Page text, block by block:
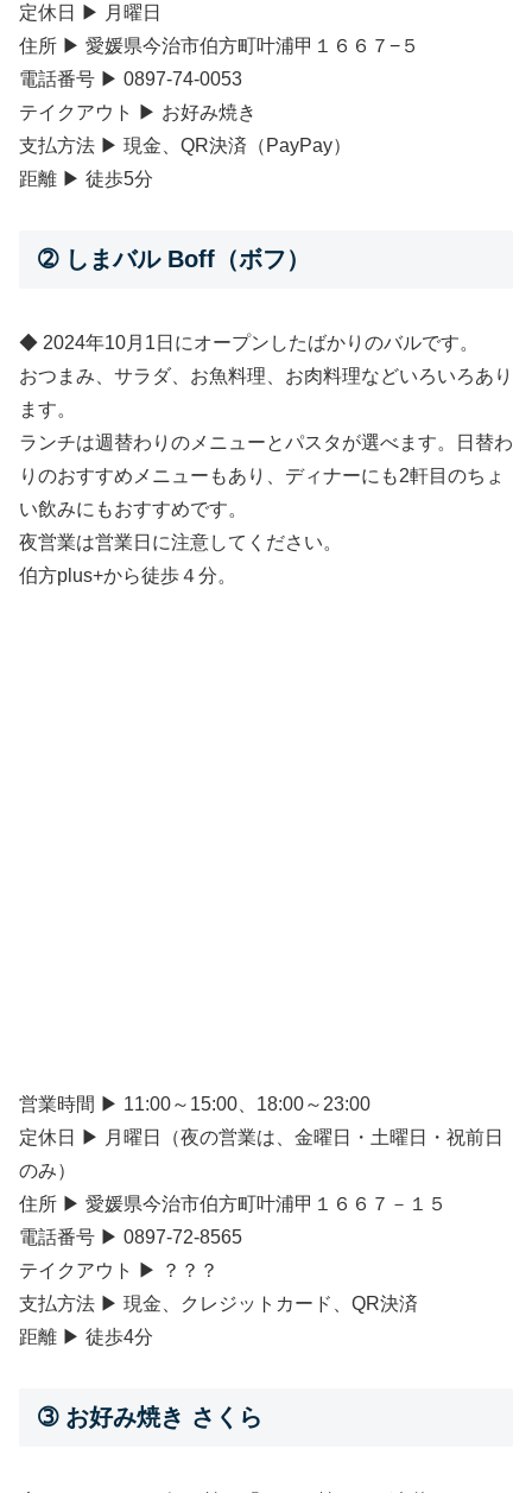
定休日 ▶ 月曜日
住所 ▶ 愛媛県今治市伯方町叶浦甲１６６７−５
電話番号 ▶ 0897-74-0053
テイクアウト ▶ お好み焼き
支払方法 ▶ 現金、QR決済（PayPay）
距離 ▶ 徒歩5分
➁ しまバル Boff（ボフ）
◆ 2024年10月1日にオープンしたばかりのバルです。
おつまみ、サラダ、お魚料理、お肉料理などいろいろあり
ます。
ランチは週替わりのメニューとパスタが選べます。日替わ
りのおすすめメニューもあり、ディナーにも2軒目のちょ
い飲みにもおすすめです。
夜営業は営業日に注意してください。
伯方plus+から徒歩４分。
営業時間 ▶ 11:00～15:00、18:00～23:00
定休日 ▶ 月曜日（夜の営業は、金曜日・土曜日・祝前日
のみ）
住所 ▶ 愛媛県今治市伯方町叶浦甲１６６７－１５
電話番号 ▶ 0897-72-8565
テイクアウト ▶ ？？？
支払方法 ▶ 現金、クレジットカード、QR決済
距離 ▶ 徒歩4分
➂ お好み焼き さくら